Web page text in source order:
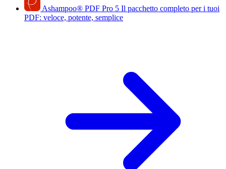
Ashampoo® PDF Pro 5 Il pacchetto completo per i tuoi
PDF: veloce, potente, semplice